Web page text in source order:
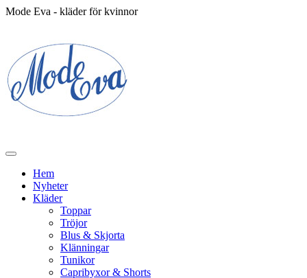
Mode Eva - kläder för kvinnor
Hem
Nyheter
Kläder
Toppar
Tröjor
Blus & Skjorta
Klänningar
Tunikor
Capribyxor & Shorts